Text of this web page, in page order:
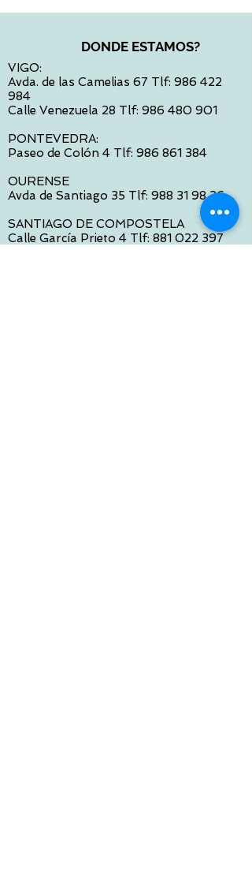
DONDE ESTAMOS?
VIGO:
Avda. de las Camelias 67 Tlf: 986 422
984
Calle Venezuela 28 Tlf: 986 480 901
PONTEVEDRA:
Paseo de Colón 4 Tlf: 986 861 384
OURENSE
Avda de Santiago 35 Tlf: 988 31 98 26
SANTIAGO DE COMPOSTELA
Calle García Prieto 4 Tlf: 881 022 397